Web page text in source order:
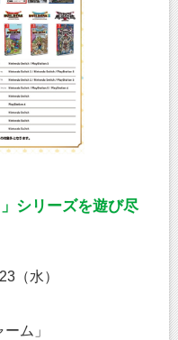
シリーズを遊び尽
（水）
ム」